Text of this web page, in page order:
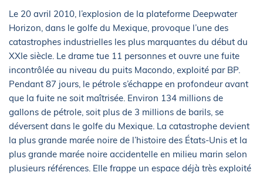
Le 20 avril 2010, l’explosion de la plateforme Deepwater
Horizon, dans le golfe du Mexique, provoque l’une des
catastrophes industrielles les plus marquantes du début du
XXIe siècle. Le drame tue 11 personnes et ouvre une fuite
incontrôlée au niveau du puits Macondo, exploité par BP.
Pendant 87 jours, le pétrole s’échappe en profondeur avant
que la fuite ne soit maîtrisée. Environ 134 millions de
gallons de pétrole, soit plus de 3 millions de barils, se
déversent dans le golfe du Mexique. La catastrophe devient
la plus grande marée noire de l’histoire des États-Unis et la
plus grande marée noire accidentelle en milieu marin selon
plusieurs références. Elle frappe un espace déjà très exploité